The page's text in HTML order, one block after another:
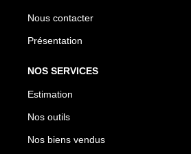
Nous contacter
Présentation
NOS SERVICES
Estimation
Nos outils
Nos biens vendus